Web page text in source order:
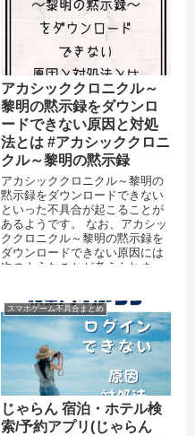
アカシッククロニクル～
黎明の黙示録をダウンロ
ードできない原因と対処
法とは #アカシッククロニ
クル～黎明の黙示録
アカシッククロニクル～黎明の
黙示録をダウンロードできない
といった不具合が起こることが
あるようです。 なお、アカシッ
ククロニクル～黎明の黙示録を
ダウンロードできない原因には
次のようなことが考えられま
スマホゲーム不具合まとめ
じゃらん 宿泊・ホテル検
索/予約アプリ(じゃらん